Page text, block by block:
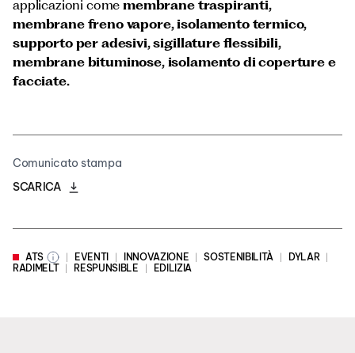
applicazioni comemembrane traspiranti,
membrane freno vapore, isolamento termico,
supporto per adesivi, sigillature flessibili,
membrane bituminose, isolamento di coperture e
facciate.
Comunicato stampa
SCARICA
ATS EVENTI INNOVAZIONE SOSTENIBILITÀ
DYLAR
RADIMELT
RESPUNSIBLE EDILIZIA